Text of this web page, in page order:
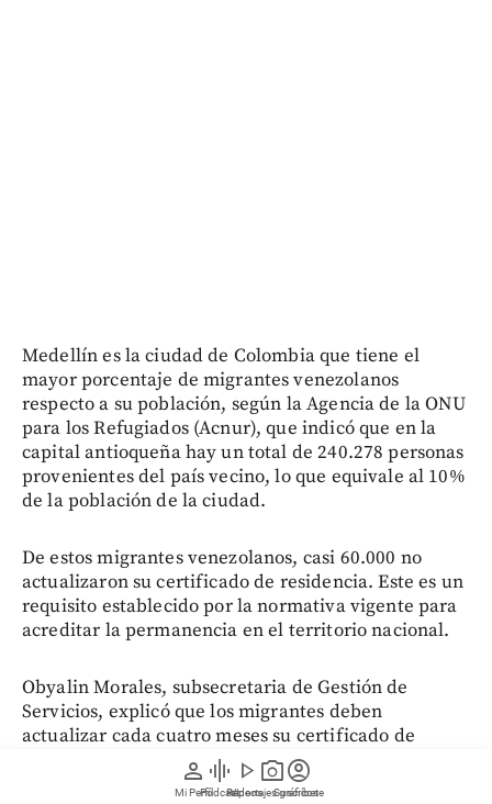
person
Mi Perfil
graphic_eq
Pódcast
play_arrow
Videos
photo_camera
Reportajes gráficos
account_circle
Suscríbete
Medellín es la ciudad de Colombia que tiene el
mayor porcentaje de migrantes venezolanos
respecto a su población, según la Agencia de la ONU
para los Refugiados (Acnur), que indicó que en la
capital antioqueña hay un total de 240.278 personas
provenientes del país vecino, lo que equivale al 10%
de la población de la ciudad.
De estos migrantes venezolanos, casi 60.000 no
actualizaron su certificado de residencia. Este es un
requisito establecido por la normativa vigente para
acreditar la permanencia en el territorio nacional.
Obyalin Morales, subsecretaria de Gestión de
Servicios, explicó que los migrantes deben
actualizar cada cuatro meses su certificado de
permanencia en la página de la Alcaldía de
Medellín; de lo contrario, serán retirados de la